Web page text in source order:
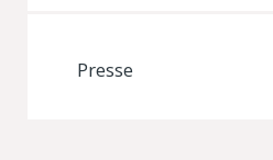
Presse